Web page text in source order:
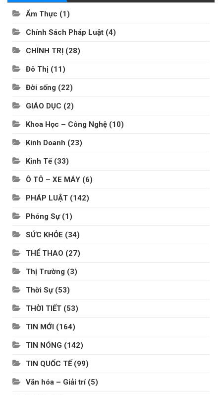
Ẩm Thực (1)
Chính Sách Pháp Luật (4)
CHÍNH TRỊ (28)
Đô Thị (11)
Đời sống (22)
GIÁO DỤC (2)
Khoa Học – Công Nghệ (10)
Kinh Doanh (23)
Kinh Tế(33)
Ô TÔ – XE MÁY (6)
PHÁP LUẬT (142)
Phóng Sự(1)
SỨC KHỎE (34)
THỂ THAO (27)
Thị Trường (3)
Thời Sự(53)
THỜI TIẾT (53)
TIN MỚI (164)
TIN NÓNG (142)
TIN QUỐC TẾ (99)
Văn hóa – Giải trí(5)